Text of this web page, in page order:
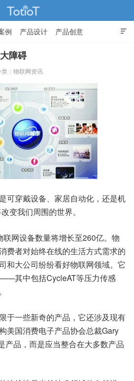
那些事 - Totiot

例 产品设计 产品创意
障碍
： 物联网资讯
可穿戴设备、家居自动化，还是机
变我们周围的世界。
网设备数量将增长至260亿。物
费者对始终在线的生活方式需求的
和大公司纷纷看好物联网领域。它
其中包括CycleAT等压力传感
于一些新奇的产品，它还涉及现有
美国消费电子产品协会总裁Gary
产品，而是应当整合在大多数产品